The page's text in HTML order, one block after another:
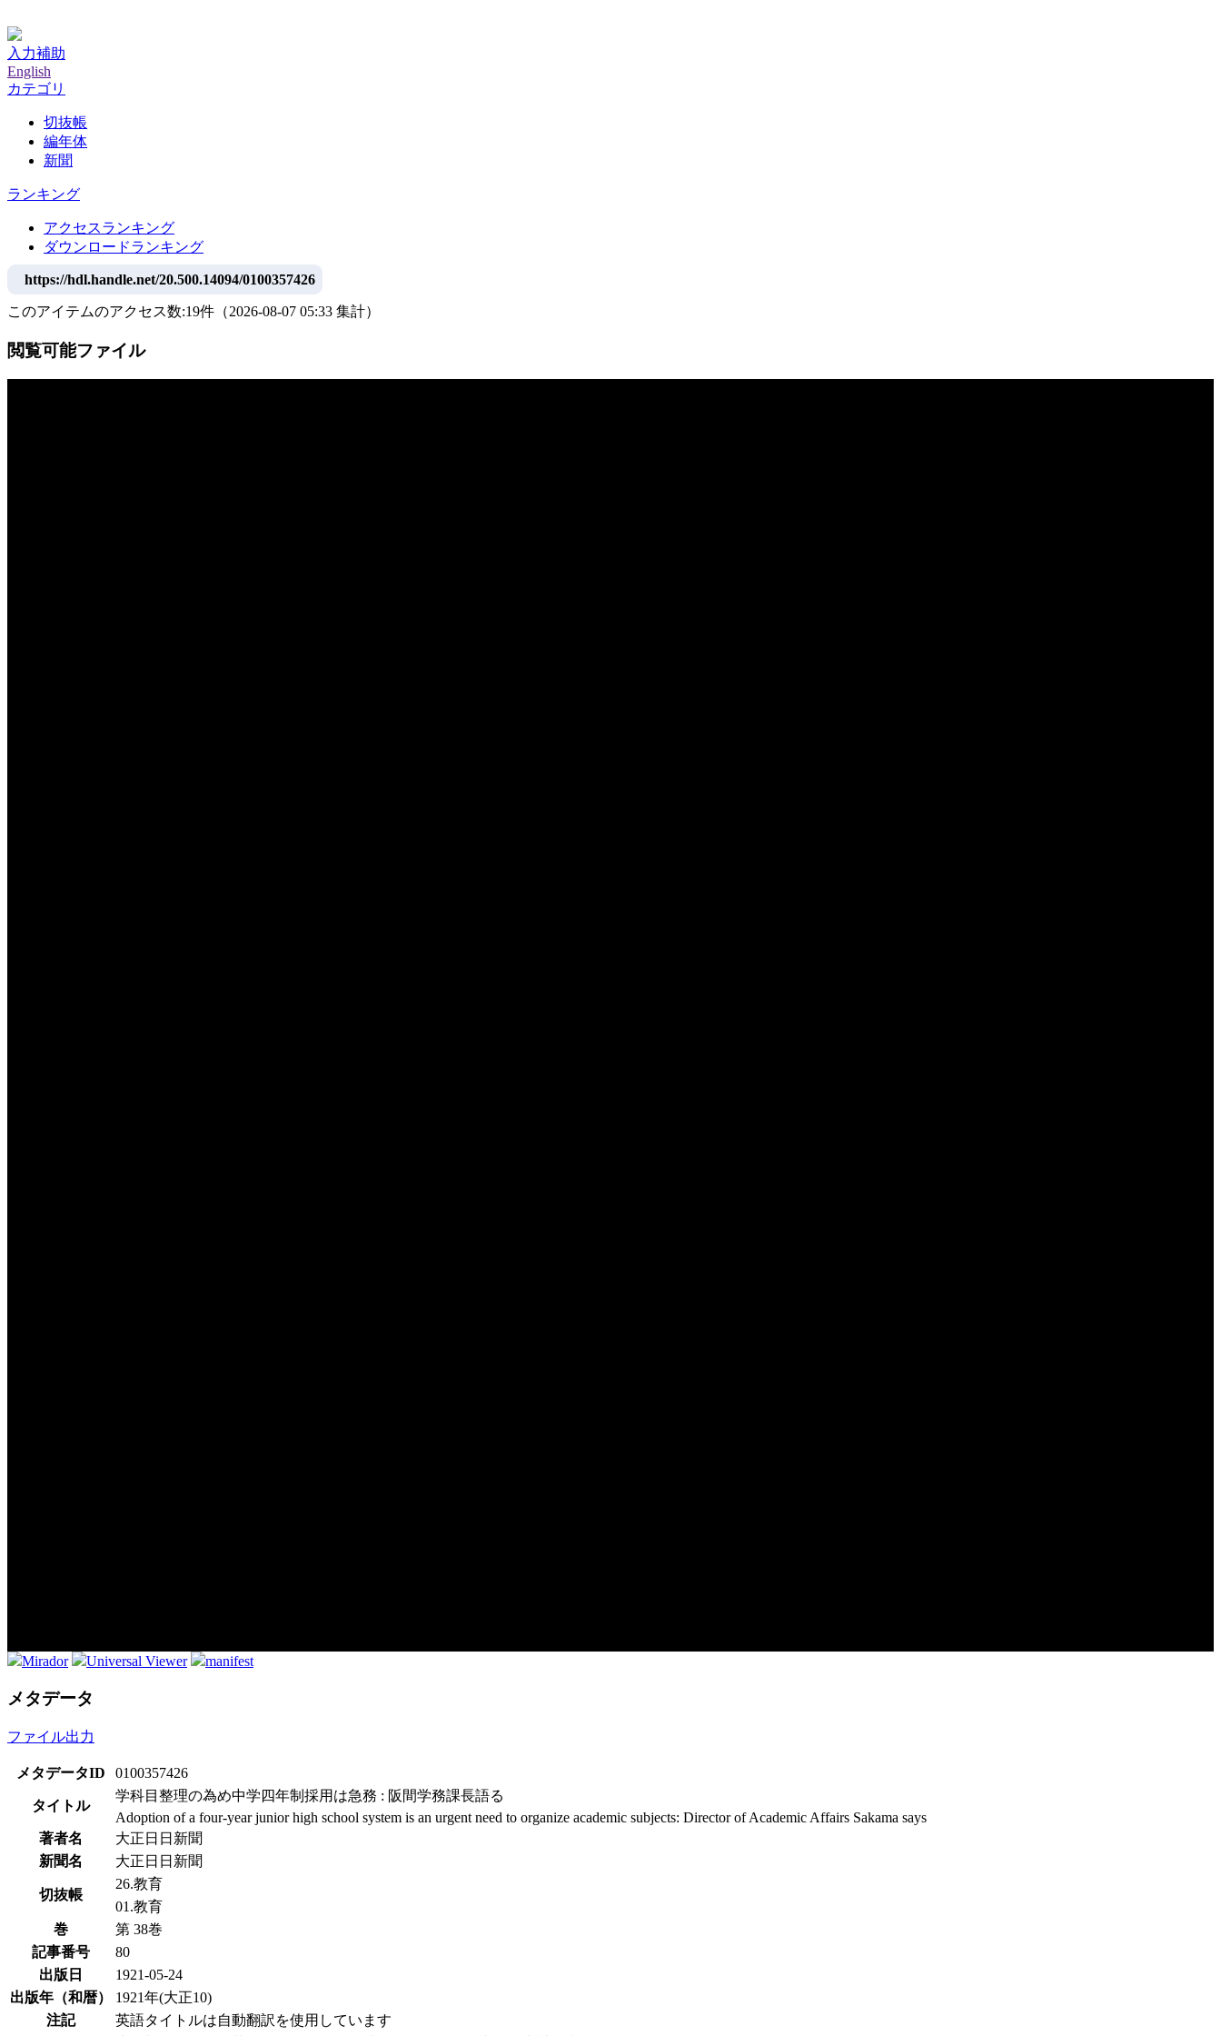
入力補助
English
カテゴリ
切抜帳
編年体
新聞
ランキング
アクセスランキング
ダウンロードランキング
https://hdl.handle.net/20.500.14094/0100357426
このアイテムのアクセス数:19件 （2026-08-07 05:33 集計）
閲覧可能ファイル
Mirador Universal Viewer manifest
メタデータ
ファイル出力
メタデータID 0100357426
タイトル
学科目整理の為め中学四年制採用は急務 : 阪間学務課長語る
Adoption of a four-year junior high school system is an urgent need to organize academic subjects: Director of Academic Affairs Sakama says
著者名
大正日日新聞
新聞名
大正日日新聞
切抜帳
26.教育
01.教育
巻
第 38巻
記事番号
80
出版日
1921-05-24
出版年（和暦）
1921年(大正10)
注記
英語タイトルは自動翻訳を使用しています